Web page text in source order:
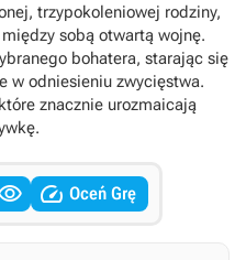
trzypokoleniowej rodziny,
sobą otwartą wojnę.
bohatera, starając się
w odniesieniu zwycięstwa.
znacznie urozmaicają
 Oceń Grę